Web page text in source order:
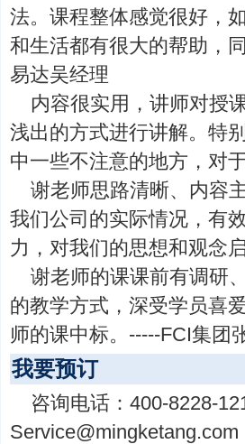
法。课程整体感觉很好，
和生活都有很大的帮助，
易达吴经理
内容很实用，讲师对授
浅出的方式进行讲解。特
中一些不注意的地方，对
谢老师思路清晰、内容
我们公司的实际情况，有
力，对我们的思想和观念
谢老师的课课前有调研
的教学方式，深受学员喜
师的课中标。-----FCI集团
我要预订
咨询电话：400-8228-
Service@mingketang.com